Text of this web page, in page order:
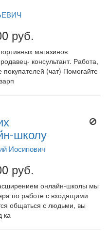
руб.
магазинов
консультант. Работа,
покупателей (чат) Помогайте
школу
Иосипович
руб.
онлайн-школы мы
по работе с входящими
общаться с людьми, вы
ка